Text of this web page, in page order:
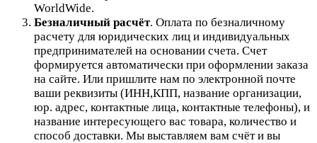
WorldWide.
Безналичный расчёт. Оплата по безналичному
расчету для юридических лиц и индивидуальных
предпринимателей на основании счета. Счет
формируется автоматически при оформлении заказа
на сайте. Или пришлите нам по электронной почте
ваши реквизиты (ИНН,КПП, название организации,
юр. адрес, контактные лица, контактные телефоны), и
название интересующего вас товара, количество и
способ доставки. Мы выставляем вам счёт и вы